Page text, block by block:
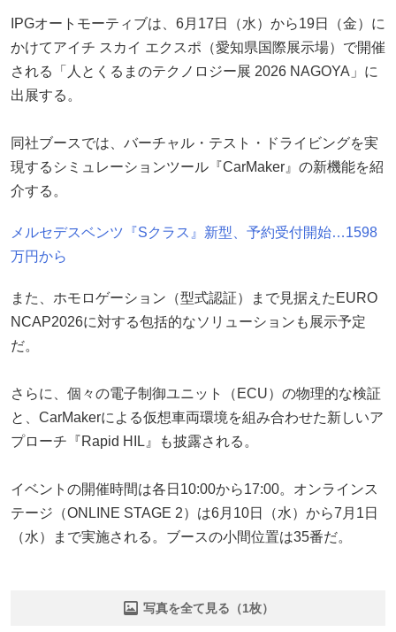
IPGオートモーティブは、6月17日（水）から19日（金）に
かけてアイチ スカイ エクスポ（愛知県国際展示場）で開催
される「人とくるまのテクノロジー展 2026 NAGOYA」に
出展する。
同社ブースでは、バーチャル・テスト・ドライビングを実
現するシミュレーションツール『CarMaker』の新機能を紹
介する。
メルセデスベンツ『Sクラス』新型、予約受付開始…1598
万円から
また、ホモロゲーション（型式認証）まで見据えたEURO
NCAP2026に対する包括的なソリューションも展示予定
だ。
さらに、個々の電子制御ユニット（ECU）の物理的な検証
と、CarMakerによる仮想車両環境を組み合わせた新しいア
プローチ『Rapid HIL』も披露される。
イベントの開催時間は各日10:00から17:00。オンラインス
テージ（ONLINE STAGE 2）は6月10日（水）から7月1日
（水）まで実施される。ブースの小間位置は35番だ。
写真を全て見る（1枚）